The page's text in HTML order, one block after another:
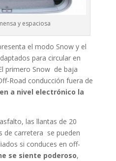
y espaciosa
el modo Snow y el
para circular en
primero Snow de baja
Road conducción fuera de
a nivel electrónico la
las llantas de 20
de carretera se pueden
si conduces en off-
se siente poderoso,